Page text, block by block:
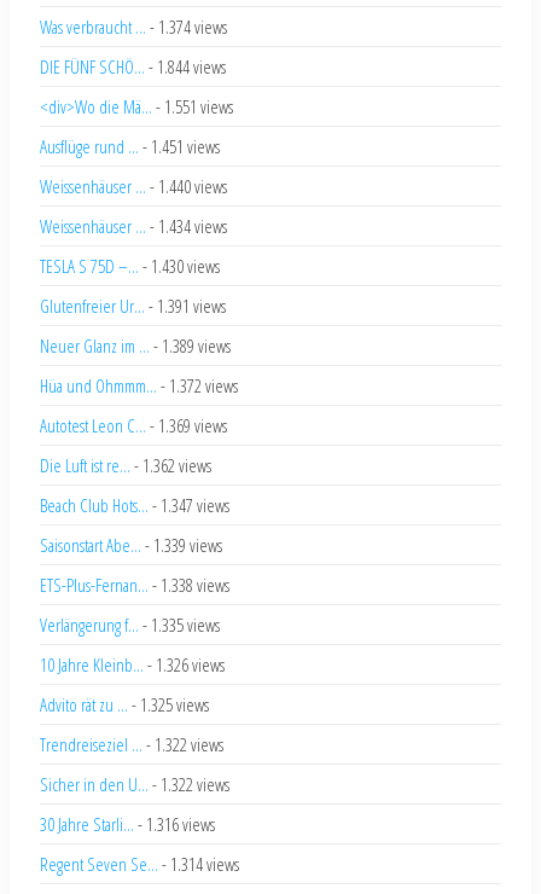
Was verbraucht ... - 1.374 views
DIE FÜNF SCHÖ... - 1.844 views
<div>Wo die Mä... - 1.551 views
Ausflüge rund ... - 1.451 views
Weissenhäuser ... - 1.440 views
Weissenhäuser ... - 1.434 views
TESLA S 75D –... - 1.430 views
Glutenfreier Ur... - 1.391 views
Neuer Glanz im ... - 1.389 views
Hüa und Ohmmm... - 1.372 views
Autotest Leon C... - 1.369 views
Die Luft ist re... - 1.362 views
Beach Club Hots... - 1.347 views
Saisonstart Abe... - 1.339 views
ETS-Plus-Fernan... - 1.338 views
Verlängerung f... - 1.335 views
10 Jahre Kleinb... - 1.326 views
Advito rät zu ... - 1.325 views
Trendreiseziel ... - 1.322 views
Sicher in den U... - 1.322 views
30 Jahre Starli... - 1.316 views
Regent Seven Se... - 1.314 views